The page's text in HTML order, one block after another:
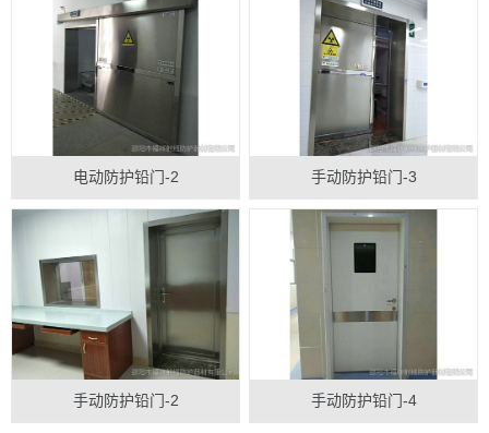
电动防护铅门-2
手动防护铅门-2
手动防护铅门-3
手动防护铅门-4